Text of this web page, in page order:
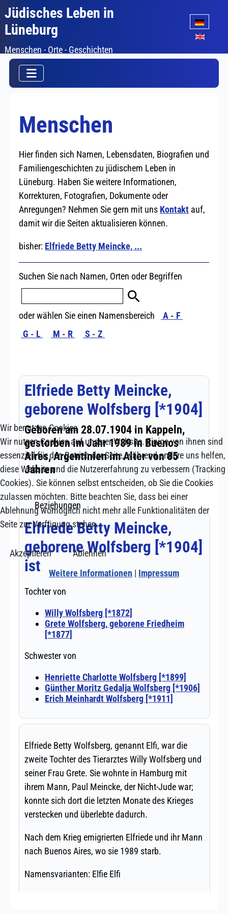
Jüdisches Leben in
Lüneburg
Menschen - Orte - Geschichten
Sprache
Wir benutzen Cookies
Wir nutzen Cookies auf unserer Website. Einige von ihnen sind
essenziell für den Betrieb der Seite, während andere uns helfen,
diese Website und die Nutzererfahrung zu verbessern (Tracking
Cookies). Sie können selbst entscheiden, ob Sie die Cookies
zulassen möchten. Bitte beachten Sie, dass bei einer
Ablehnung womöglich nicht mehr alle Funktionalitäten der
Seite zur Verfügung stehen.
Akzeptieren
Ablehnen
Weitere Informationen | Impressum